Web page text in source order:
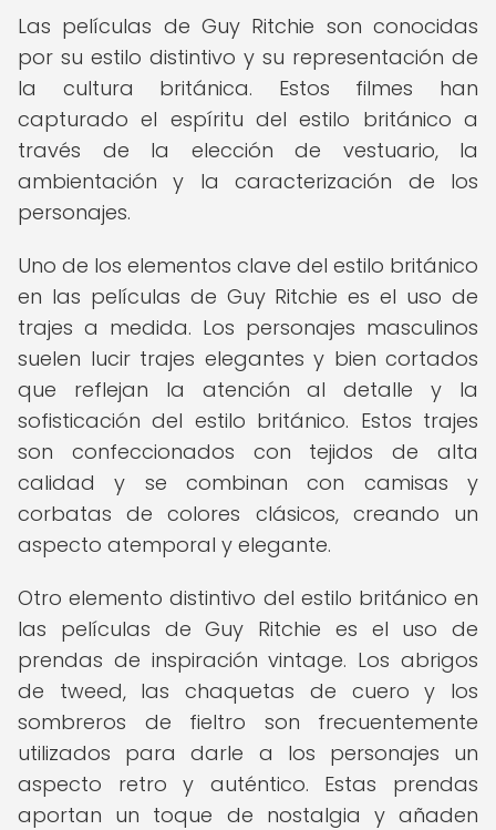
Las películas de Guy Ritchie son conocidas
por su estilo distintivo y su representación de
la cultura británica. Estos filmes han
capturado el espíritu del estilo británico a
través de la elección de vestuario, la
ambientación y la caracterización de los
personajes.
Uno de los elementos clave del estilo británico
en las películas de Guy Ritchie es el uso de
trajes a medida. Los personajes masculinos
suelen lucir trajes elegantes y bien cortados
que reflejan la atención al detalle y la
sofisticación del estilo británico. Estos trajes
son confeccionados con tejidos de alta
calidad y se combinan con camisas y
corbatas de colores clásicos, creando un
aspecto atemporal y elegante.
Otro elemento distintivo del estilo británico en
las películas de Guy Ritchie es el uso de
prendas de inspiración vintage. Los abrigos
de tweed, las chaquetas de cuero y los
sombreros de fieltro son frecuentemente
utilizados para darle a los personajes un
aspecto retro y auténtico. Estas prendas
aportan un toque de nostalgia y añaden